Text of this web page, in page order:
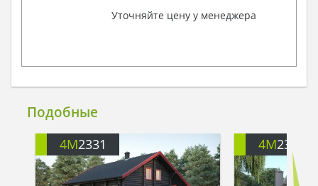
Уточняйте цену у менеджера
Подобные
4M2331 4M2336